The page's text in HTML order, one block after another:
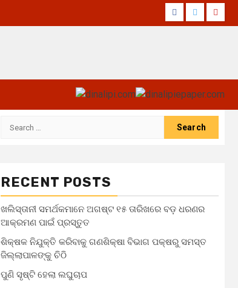
Facebook
Twitter
Search
RECENT POSTS
ଖଲିସ୍ତାନୀ ସମର୍ଥକମାନେ ଅଗଷ୍ଟ ୧୫ ତାରିଖରେ ବଡ଼ ଧରଣର
ଆକ୍ରମଣ ପାଇଁ ପ୍ରସ୍ତୁତ
ଶିକ୍ଷକ ନିଯୁକ୍ତି କରିବାକୁ ଗଣଶିକ୍ଷା ବିଭାଗ ପକ୍ଷରୁ ସମସ୍ତ
ଜିଲ୍ଲାପାଳଙ୍କୁ ଚିଠି
ପୁଣି ସୃଷ୍ଟି ହେଲା ଲଘୁଚାପ